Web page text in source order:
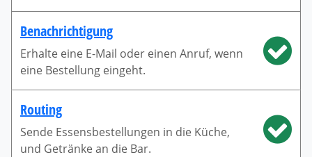
Benachrichtigung
Erhalte eine E-Mail oder einen Anruf, wenn
eine Bestellung eingeht.
Routing
Sende Essensbestellungen in die Küche,
und Getränke an die Bar.